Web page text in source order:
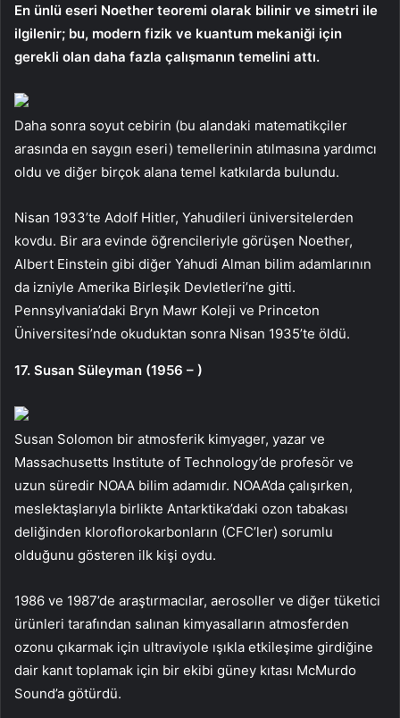
En ünlü eseri Noether teoremi olarak bilinir ve simetri ile
ilgilenir; bu, modern fizik ve kuantum mekaniği için
gerekli olan daha fazla çalışmanın temelini attı.
Daha sonra soyut cebirin (bu alandaki matematikçiler
arasında en saygın eseri) temellerinin atılmasına yardımcı
oldu ve diğer birçok alana temel katkılarda bulundu.
Nisan 1933’te Adolf Hitler, Yahudileri üniversitelerden
kovdu. Bir ara evinde öğrencileriyle görüşen Noether,
Albert Einstein gibi diğer Yahudi Alman bilim adamlarının
da izniyle Amerika Birleşik Devletleri’ne gitti.
Pennsylvania’daki Bryn Mawr Koleji ve Princeton
Üniversitesi’nde okuduktan sonra Nisan 1935’te öldü.
17. Susan Süleyman (1956 – )
Susan Solomon bir atmosferik kimyager, yazar ve
Massachusetts Institute of Technology’de profesör ve
uzun süredir NOAA bilim adamıdır. NOAA’da çalışırken,
meslektaşlarıyla birlikte Antarktika’daki ozon tabakası
deliğinden kloroflorokarbonların (CFC’ler) sorumlu
olduğunu gösteren ilk kişi oydu.
1986 ve 1987’de araştırmacılar, aerosoller ve diğer tüketici
ürünleri tarafından salınan kimyasalların atmosferden
ozonu çıkarmak için ultraviyole ışıkla etkileşime girdiğine
dair kanıt toplamak için bir ekibi güney kıtası McMurdo
Sound’a götürdü.